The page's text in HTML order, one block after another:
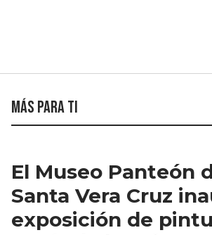
Más para ti
El Museo Panteón
Santa Vera Cruz
exposición de